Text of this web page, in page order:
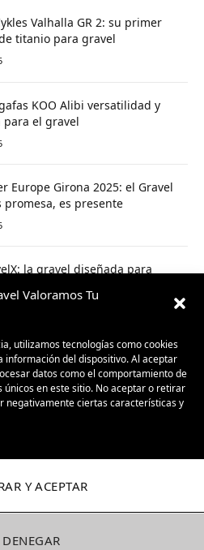
Valoramos Tu
utilizamos tecnologías como cookies
información del dispositivo. Al aceptar
datos como el comportamiento de
únicos en este sitio. No aceptar o retirar
negativamente ciertas características y
Y ACEPTAR
DENEGAR
Valhalla GR 2: su primer
titanio para gravel
KOO Alibi versatilidad y
para el gravel
Europe Girona 2025: el Gravel
promesa, es presente
la gravel diseñada para